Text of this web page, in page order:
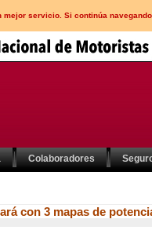
servicio. Si continúa
Colaboradores
con 3 mapas de